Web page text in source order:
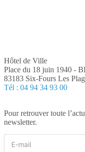
Hôtel de Ville
Place du 18 juin 1940 -
83183 Six-Fours Les
Tél : 04 94 34 93 00
Pour retrouver toute
newsletter.